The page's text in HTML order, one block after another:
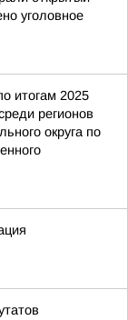
уголовное
итогам 2025
регионов
округа по